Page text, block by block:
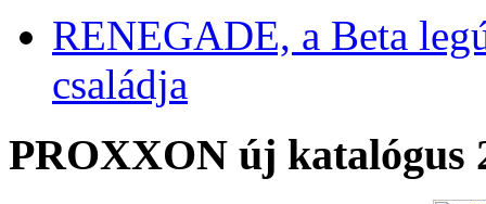
RENEGADE, a Beta
családja
PROXXON új katalógus